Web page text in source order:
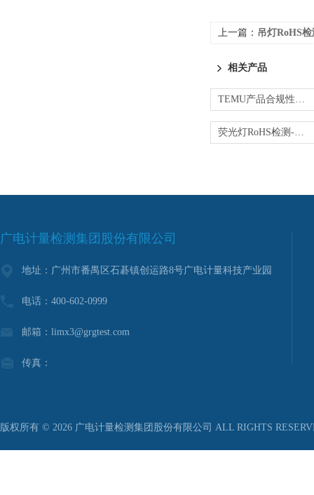
上一篇： 吊灯RoHS
相关产品
TEMU产品合规性验证-CPC/RoHS/EMC测试
荧光灯RoHS检测-第三方一站式检测
广电计量检测集团股份有限公司
地址：广州市番禺区石碁镇创运路8号广电计量科技产业园
电话：400-602-0999
邮箱：limx3@grgtest.com
传真：
版权所有 © 2026 广电计量检测集团股份有限公司 ALL RIGHTS